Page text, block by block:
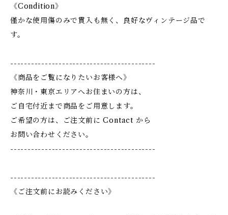
《Condition》
僅かな使用傷のみで貫入も無く、良好なヴィンテージ品で
す。
------------------------------------------
《商品をご覧になりたいお客様へ》
神奈川・東京エリアへお住まいの方は、
ご自宅付近まで商品をご用意します。
ご希望の方は、ご注文前に Contact から
お問い合わせください。
------------------------------------------
------------------------------------------
《ご注文前にお読みください》